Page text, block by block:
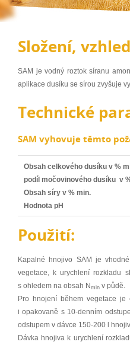
Složení,
SAM je vodný roztok síranu
aplikace dusíku se sírou zvyšuje
Technické
SAM vyhovuje těmto
Obsah celkového dusíku v %
podíl močovinového dusíku v
Obsah síry v % min.
Hodnota pH
Použití:
Kapalné hnojivo SAM je
vegetace, k urychlení rozkladu
s ohledem na obsah N min v půdě.
Pro hnojení během vegetace
i opakovaně s 10-denním
odstupem v dávce 150-200 l
Dávka hnojiva k urychlení